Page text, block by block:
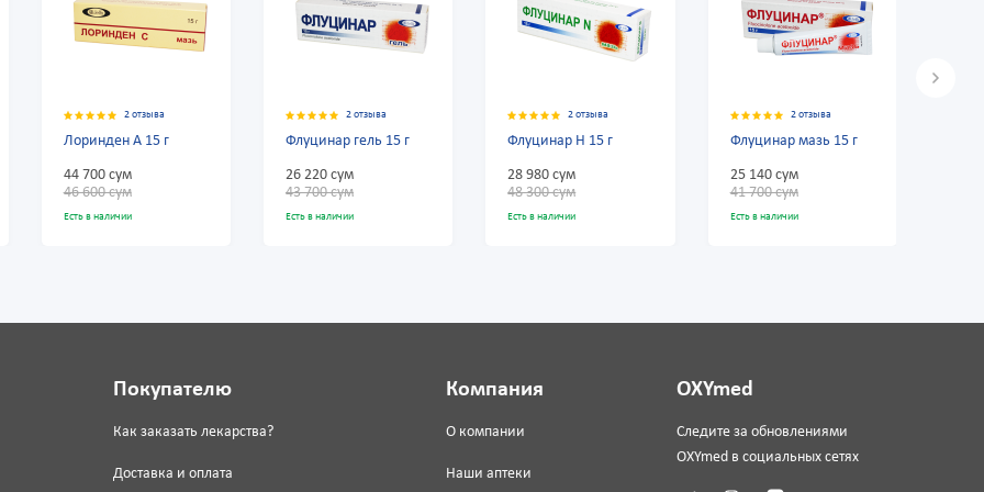
Флуцинар гель 15 г Флуцинар Н 15 г Флуцинар мазь 15 г
41 700 сум
Синафлана мазь
Покупателю
Как заказать лекарства?
Доставка и оплата
Компания
О компании
Наши аптеки
OXYmed
Следите за обновлениями
OXYmed в социальных сетях